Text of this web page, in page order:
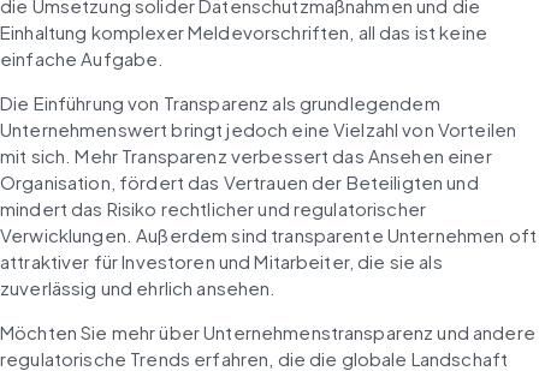
die Umsetzung solider Datenschutzmaßnahmen und die
Einhaltung komplexer Meldevorschriften, all das ist keine
einfache Aufgabe.
Die Einführung von Transparenz als grundlegendem
Unternehmenswert bringt jedoch eine Vielzahl von Vorteilen
mit sich. Mehr Transparenz verbessert das Ansehen einer
Organisation, fördert das Vertrauen der Beteiligten und
mindert das Risiko rechtlicher und regulatorischer
Verwicklungen. Außerdem sind transparente Unternehmen oft
attraktiver für Investoren und Mitarbeiter, die sie als
zuverlässig und ehrlich ansehen.
Möchten Sie mehr über Unternehmenstransparenz und andere
regulatorische Trends erfahren, die die globale Landschaft